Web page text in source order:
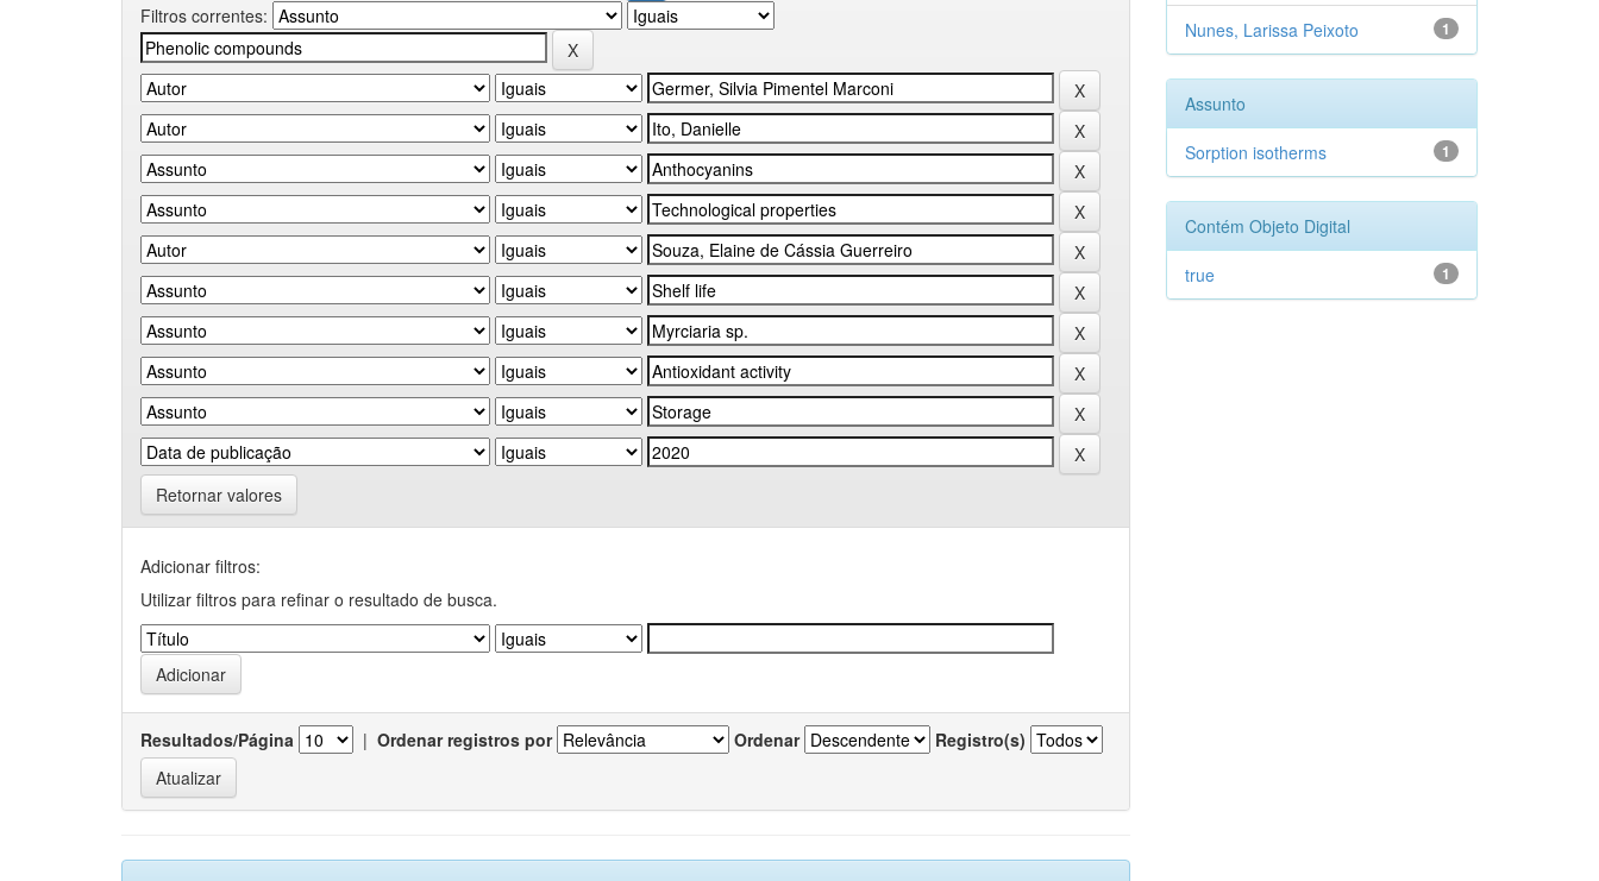
Filtros correntes:
Retornar valores
Adicionar filtros:
Utilizar filtros para refinar o resultado de busca.
Resultados/Página | Ordenar registros por Ordenar Registro(s)
1
Nunes, Larissa Peixoto
Assunto
1
Sorption isotherms
Contém Objeto Digital
1
true